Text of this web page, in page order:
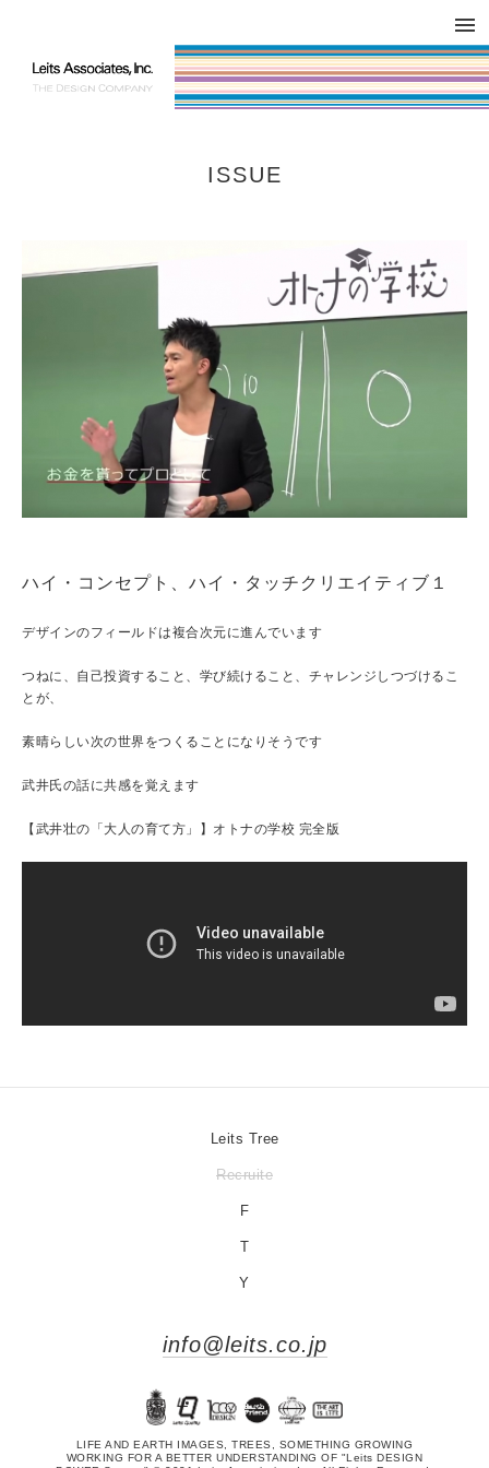
ISSUE
ハイ・コンセプト、ハイ・タッチクリエイティブ１
デザインのフィールドは複合次元に進んでいます
つねに、自己投資すること、学び続けること、チャレンジしつづけるこ
とが、
素晴らしい次の世界をつくることになりそうです
武井氏の話に共感を覚えます
【武井壮の「大人の育て方」】オトナの学校 完全版
Leits Tree
Recruite
F
T
Y
info@leits.co.jp
LIFE AND EARTH IMAGES, TREES, SOMETHING GROWING
WORKING FOR A BETTER UNDERSTANDING OF "Leits DESIGN